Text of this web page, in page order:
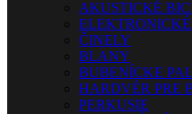
AKUSTICKÉ
ČINELY
BLANY
BUBENÍCKE
HARDVÉR PRE
PERKUSIE